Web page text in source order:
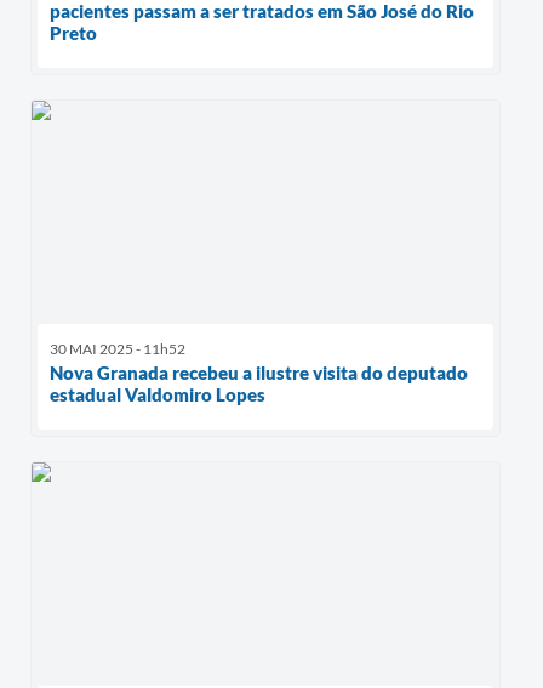
pacientes passam a ser tratados em São José do Rio
Preto
30 MAI 2025 - 11h52
Nova Granada recebeu a ilustre visita do deputado
estadual Valdomiro Lopes